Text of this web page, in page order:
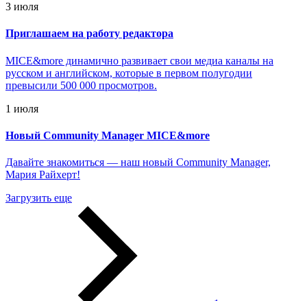
3 июля
Приглашаем на работу редактора
MICE&more динамично развивает свои медиа каналы на
русском и английском, которые в первом полугодии
превысили 500 000 просмотров.
1 июля
Новый Community Manager MICE&more
Давайте знакомиться — наш новый Community Manager,
Мария Райхерт!
Загрузить еще